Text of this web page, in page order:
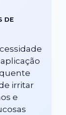
DE
irritar
e